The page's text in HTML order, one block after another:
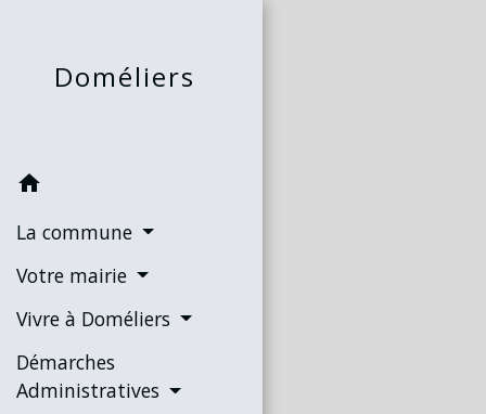
Doméliers
home
La commune
Votre mairie
Vivre à Doméliers
Démarches
Administratives